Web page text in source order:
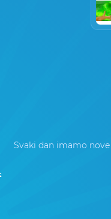
Svaki dan imamo